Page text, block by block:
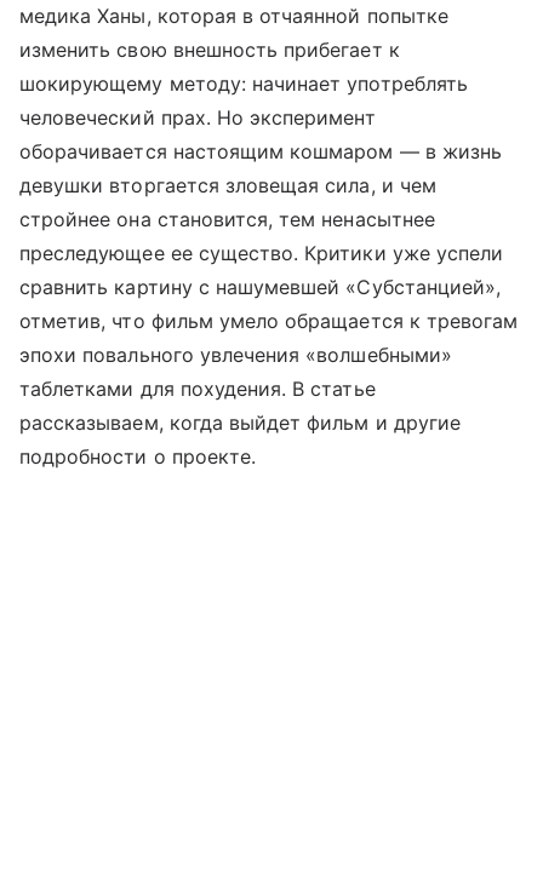
медика Ханы, которая в отчаянной попытке
изменить свою внешность прибегает к
шокирующему методу: начинает употреблять
человеческий прах. Но эксперимент
оборачивается настоящим кошмаром — в жизнь
девушки вторгается зловещая сила, и чем
стройнее она становится, тем ненасытнее
преследующее ее существо. Критики уже успели
сравнить картину с нашумевшей «Субстанцией»,
отметив, что фильм умело обращается к тревогам
эпохи повального увлечения «волшебными»
таблетками для похудения. В статье
рассказываем, когда выйдет фильм и другие
подробности о проекте.